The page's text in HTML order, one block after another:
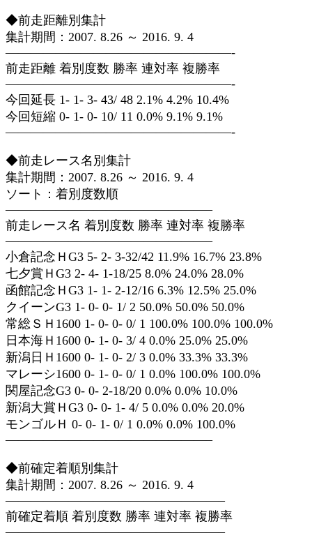
◆前走距離別集計
集計期間：2007. 8.26 ～ 2016. 9. 4
——————————————————-
前走距離 着別度数 勝率 連対率 複勝率
——————————————————-
今回延長 1- 1- 3- 43/ 48 2.1% 4.2% 10.4%
今回短縮 0- 1- 0- 10/ 11 0.0% 9.1% 9.1%
——————————————————-
◆前走レース名別集計
集計期間：2007. 8.26 ～ 2016. 9. 4
ソート：着別度数順
————————————————–
前走レース名 着別度数 勝率 連対率 複勝率
————————————————–
小倉記念ＨG3 5- 2- 3-32/42 11.9% 16.7% 23.8%
七夕賞ＨG3 2- 4- 1-18/25 8.0% 24.0% 28.0%
函館記念ＨG3 1- 1- 2-12/16 6.3% 12.5% 25.0%
クイーンG3 1- 0- 0- 1/ 2 50.0% 50.0% 50.0%
常総ＳＨ1600 1- 0- 0- 0/ 1 100.0% 100.0% 100.0%
日本海Ｈ1600 0- 1- 0- 3/ 4 0.0% 25.0% 25.0%
新潟日Ｈ1600 0- 1- 0- 2/ 3 0.0% 33.3% 33.3%
マレーシ1600 0- 1- 0- 0/ 1 0.0% 100.0% 100.0%
関屋記念G3 0- 0- 2-18/20 0.0% 0.0% 10.0%
新潟大賞ＨG3 0- 0- 1- 4/ 5 0.0% 0.0% 20.0%
モンゴルＨ 0- 0- 1- 0/ 1 0.0% 0.0% 100.0%
————————————————–
◆前確定着順別集計
集計期間：2007. 8.26 ～ 2016. 9. 4
—————————————————–
前確定着順 着別度数 勝率 連対率 複勝率
—————————————————–